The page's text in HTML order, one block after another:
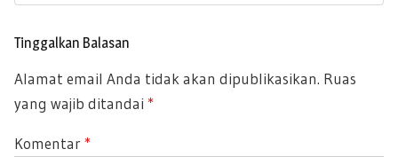
P
S
T
:
T
S
T
Tinggalkan Balasan
Alamat email Anda tidak akan dipublikasikan. Ruas
yang wajib ditandai *
Komentar *